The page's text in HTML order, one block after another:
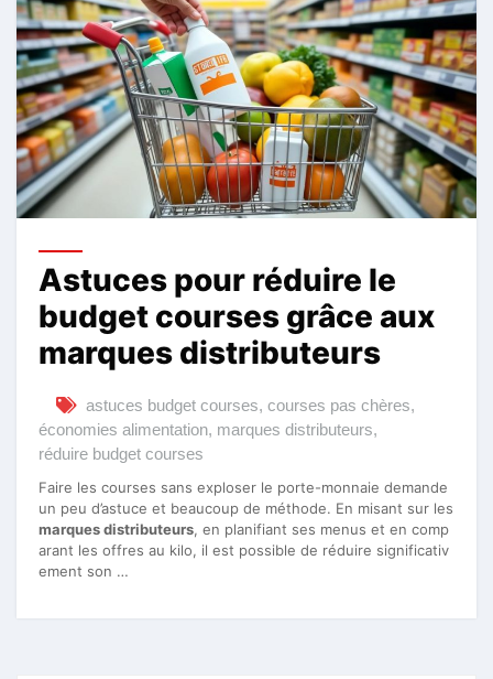
Astuces pour réduire le
budget courses grâce aux
marques distributeurs
astuces budget courses, courses pas chères,
économies alimentation, marques distributeurs,
réduire budget courses
Faire les courses sans exploser le porte-monnaie demande
un peu d’astuce et beaucoup de méthode. En misant sur les
marques distributeurs, en planifiant ses menus et en comp
arant les offres au kilo, il est possible de réduire significativ
ement son …